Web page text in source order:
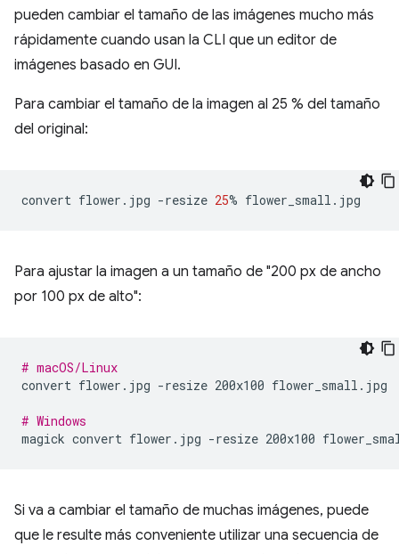
pueden cambiar el tamaño de las imágenes mucho más
rápidamente cuando usan la CLI que un editor de
imágenes basado en GUI.
Para cambiar el tamaño de la imagen al 25 % del tamaño
del original:
convert flower.jpg -resize 25%
Para ajustar la imagen a un tamaño de "200 px de ancho
por 100 px de alto":
# macOS/Linux
convert flower.jpg -resize 200x100 flower_small.jpg
# Windows
magick convert flower.jpg -resize 200x100
Si va a cambiar el tamaño de muchas imágenes, puede
que le resulte más conveniente utilizar una secuencia de